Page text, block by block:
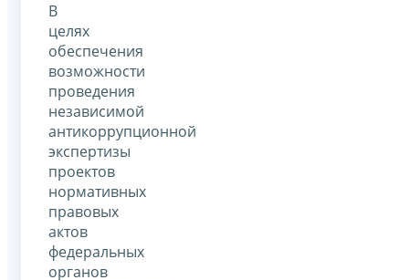
В
целях
обеспечения
возможности
проведения
независимой
антикоррупционной
экспертизы
проектов
нормативных
правовых
актов
федеральных
органов